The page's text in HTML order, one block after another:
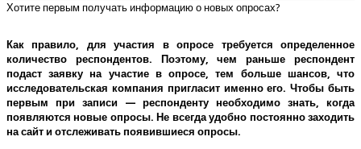
Хотите первым получать информацию о новых опросах?
Как правило, для участия в опросе требуется определенное
количество респондентов. Поэтому, чем раньше респондент
подаст заявку на участие в опросе, тем больше шансов, что
исследовательская компания пригласит именно его.Чтобы быть
первым при записи — респонденту необходимо знать, когда
появляются новые опросы. Не всегда удобно постоянно заходить
на сайт и отслеживать появившиеся опросы.